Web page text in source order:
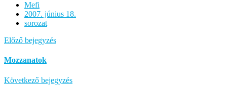
Mefi
2007. június 18.
sorozat
Előző bejegyzés
Mozzanatok
Következő bejegyzés